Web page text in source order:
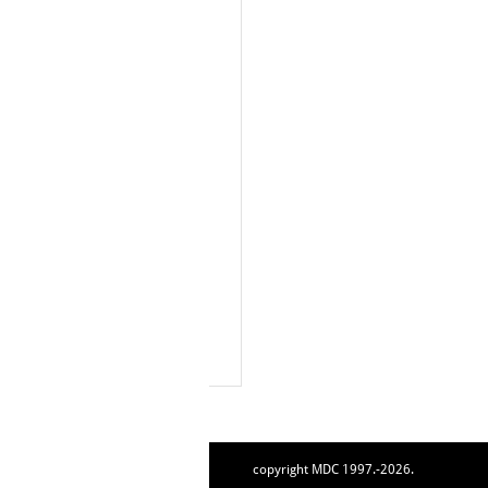
copyright MDC 1997.-2026.